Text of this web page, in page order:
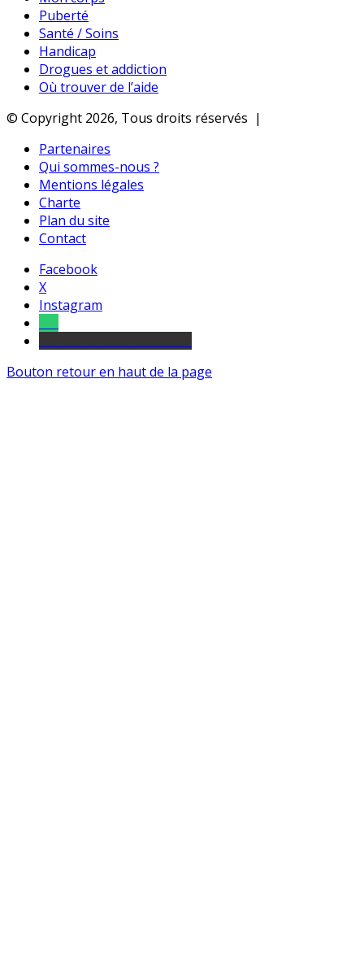
Puberté
Santé / Soins
Handicap
Drogues et addiction
Où trouver de l’aide
© Copyright 2026, Tous droits réservés |
Partenaires
Qui sommes-nous ?
Mentions légales
Charte
Plan du site
Contact
Facebook
X
Instagram
Bouton retour en haut de la page